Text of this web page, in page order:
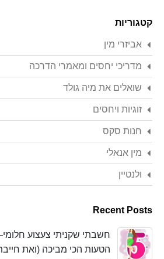
Search
קטגוריות
אביזרי מין
מדריכי יחסים ומאמרי הדרכה
שואלים את מיה גולד
זוגיות ויחסים
חנות סקס
מין אנאלי
ולנטיין
Recent Posts
חשבתי שקניתי צעצוע
הטעות הכי מביכה (ואת